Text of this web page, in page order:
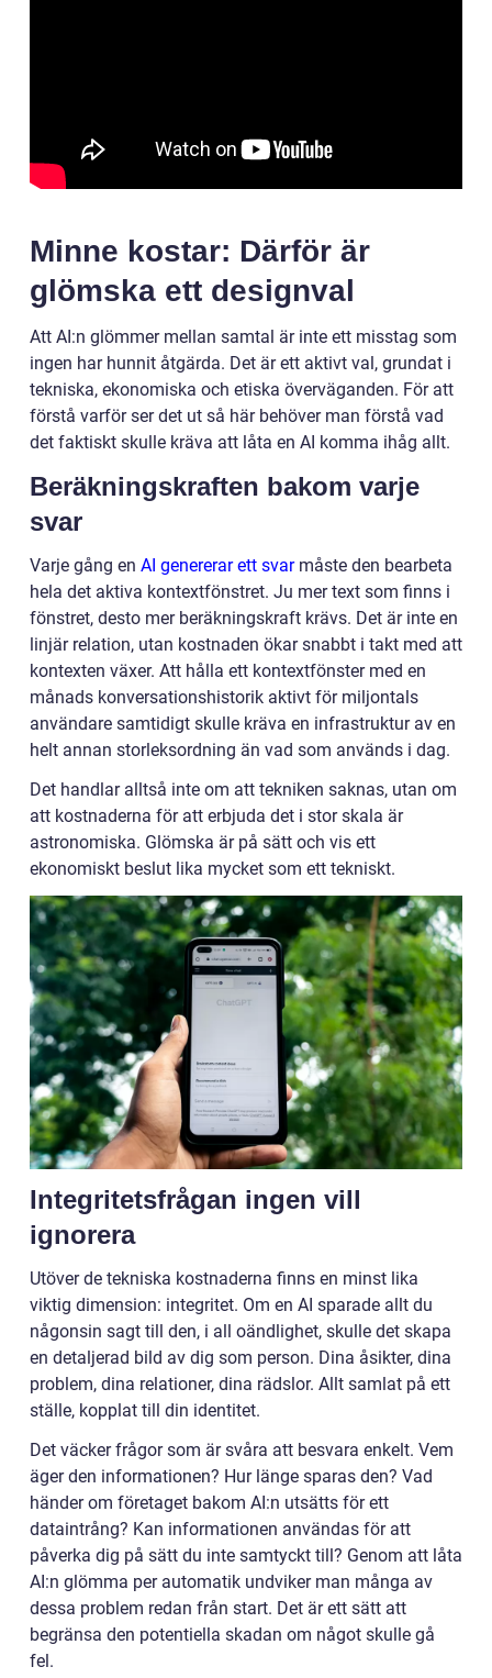
Minne kostar: Därför är
glömska ett designval
Att AI:n glömmer mellan samtal är inte ett misstag som
ingen har hunnit åtgärda. Det är ett aktivt val, grundat i
tekniska, ekonomiska och etiska överväganden. För att
förstå varför ser det ut så här behöver man förstå vad
det faktiskt skulle kräva att låta en AI komma ihåg allt.
Beräkningskraften bakom varje
svar
Varje gång en AI genererar ett svarmåste den bearbeta
hela det aktiva kontextfönstret. Ju mer text som finns i
fönstret, desto mer beräkningskraft krävs. Det är inte en
linjär relation, utan kostnaden ökar snabbt i takt med att
kontexten växer. Att hålla ett kontextfönster med en
månads konversationshistorik aktivt för miljontals
användare samtidigt skulle kräva en infrastruktur av en
helt annan storleksordning än vad som används i dag.
Det handlar alltså inte om att tekniken saknas, utan om
att kostnaderna för att erbjuda det i stor skala är
astronomiska. Glömska är på sätt och vis ett
ekonomiskt beslut lika mycket som ett tekniskt.
Integritetsfrågan ingen vill
ignorera
Utöver de tekniska kostnaderna finns en minst lika
viktig dimension: integritet. Om en AI sparade allt du
någonsin sagt till den, i all oändlighet, skulle det skapa
en detaljerad bild av dig som person. Dina åsikter, dina
problem, dina relationer, dina rädslor. Allt samlat på ett
ställe, kopplat till din identitet.
Det väcker frågor som är svåra att besvara enkelt. Vem
äger den informationen? Hur länge sparas den? Vad
händer om företaget bakom AI:n utsätts för ett
dataintrång? Kan informationen användas för att
påverka dig på sätt du inte samtyckt till? Genom att låta
AI:n glömma per automatik undviker man många av
dessa problem redan från start. Det är ett sätt att
begränsa den potentiella skadan om något skulle gå
fel.